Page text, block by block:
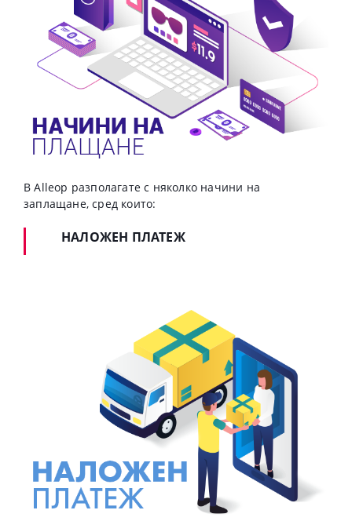
В Alleop разполагате с няколко начини на
заплащане, сред които:
НАЛОЖЕН ПЛАТЕЖ